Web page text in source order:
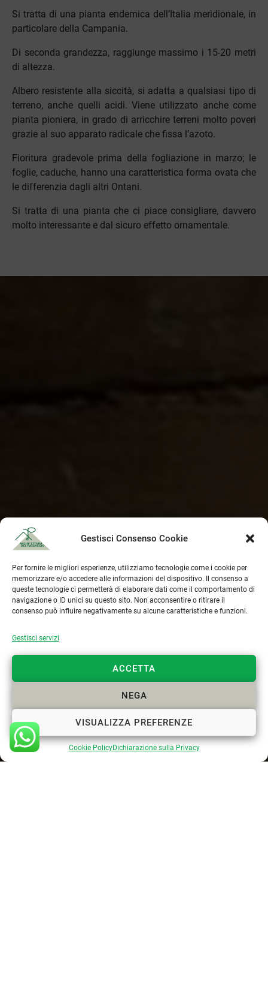
Gestisci Consenso Cookie
Per fornire le migliori esperienze, utilizziamo tecnologie come i cookie per
memorizzare e/o accedere alle informazioni del dispositivo. Il consenso a
queste tecnologie ci permetterà di elaborare dati come il comportamento di
navigazione o ID unici su questo sito. Non acconsentire o ritirare il
consenso può influire negativamente su alcune caratteristiche e funzioni.
Gestisci servizi
ACCETTA
NEGA
VISUALIZZA PREFERENZE
Cookie PolicyDichiarazione sulla Privacy
Si tratta di una pianta endemica dell’Italia meridionale, in
particolare della Campania.
Di seconda grandezza, raggiunge massimo i 15-20 metri
di altezza.
Albero resistente alla siccità, si adatta a qualsiasi tipo di
terreno, anche quelli acidi. Viene utilizzato anche come
pianta pioniera, in grado di arricchire terreni molto poveri
grazie al suo apparato radicale che fissa l’azoto.
Fioritura gradevole prima della fogliazione in marzo; le
foglie, caduche, hanno una caratteristica forma ovata che
le differenzia dagli altri Ontani.
Si tratta di una pianta che ci piace consigliare, davvero
molto interessante e dal sicuro effetto ornamentale.